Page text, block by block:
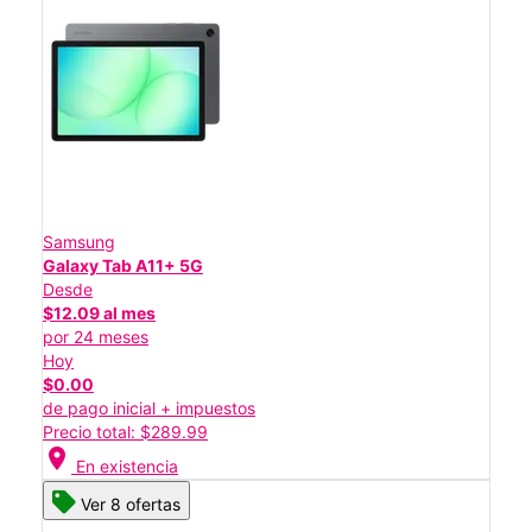
Samsung
Galaxy Tab A11+ 5G
Desde
$12.09 al mes
por 24 meses
Hoy
$0.00
de pago inicial + impuestos
Precio total: $289.99
location_on En existencia
Ver 8 ofertas